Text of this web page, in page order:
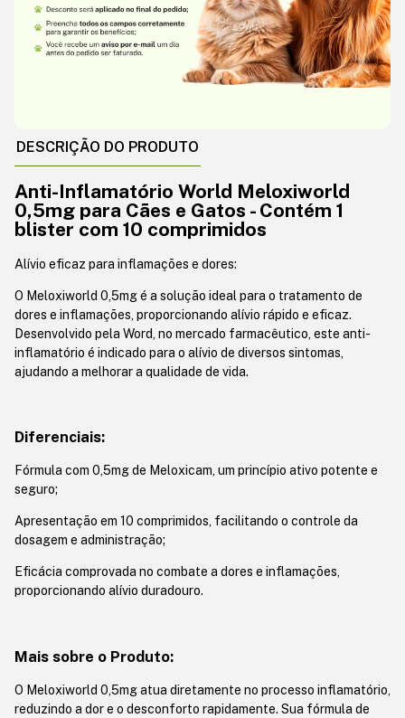
DESCRIÇÃO DO PRODUTO
Anti-Inflamatório World Meloxiworld
0,5mg para Cães e Gatos - Contém 1
blister com 10 comprimidos
Alívio eficaz para inflamações e dores:
O Meloxiworld 0,5mg é a solução ideal para o tratamento de
dores e inflamações, proporcionando alívio rápido e eficaz.
Desenvolvido pela Word, no mercado farmacêutico, este anti-
inflamatório é indicado para o alívio de diversos sintomas,
ajudando a melhorar a qualidade de vida.
Diferenciais:
Fórmula com 0,5mg de Meloxicam, um princípio ativo potente e
seguro;
Apresentação em 10 comprimidos, facilitando o controle da
dosagem e administração;
Eficácia comprovada no combate a dores e inflamações,
proporcionando alívio duradouro.
Mais sobre o Produto:
O Meloxiworld 0,5mg atua diretamente no processo inflamatório,
reduzindo a dor e o desconforto rapidamente. Sua fórmula de